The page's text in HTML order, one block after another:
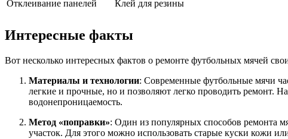
Отклеивание панелей Клей для резины
Интересные факты
Вот несколько интересных фактов о ремонте футбольных мячей
Материалы и технологии: Современные футбольные мячи
легкие и прочные, но и позволяют легко проводить ремонт.
водонепроницаемость.
Метод «поправки»: Один из популярных способов ремонта
участок. Для этого можно использовать старые куски кожи